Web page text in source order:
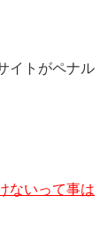
イトがペナル
ないって事は